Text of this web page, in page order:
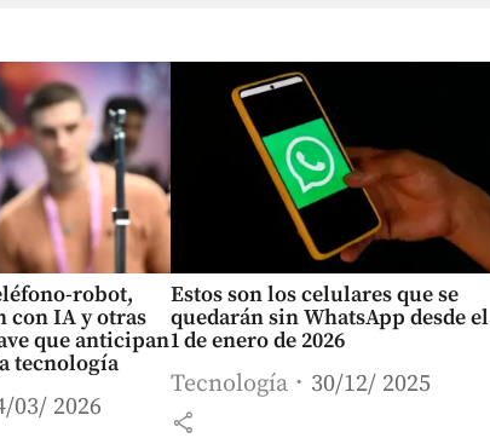
robot,
con IA y otras
que anticipan
tecnología
03/ 2026
Estos son los celulares que se
quedarán sin WhatsApp desde el
1 de enero de 2026
Tecnología 30/12/ 2025
share